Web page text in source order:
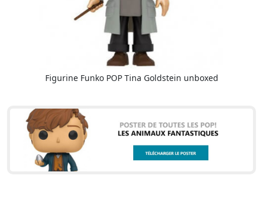
Figurine Funko POP Tina Goldstein unboxed